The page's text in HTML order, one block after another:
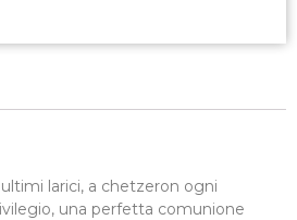
larici, a chetzeron ogni
una perfetta comunione